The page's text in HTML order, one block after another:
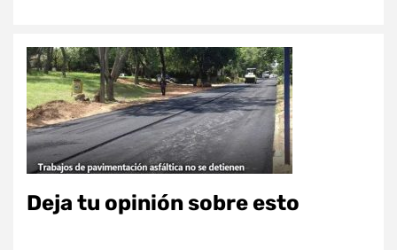
Deja tu opinión sobre esto